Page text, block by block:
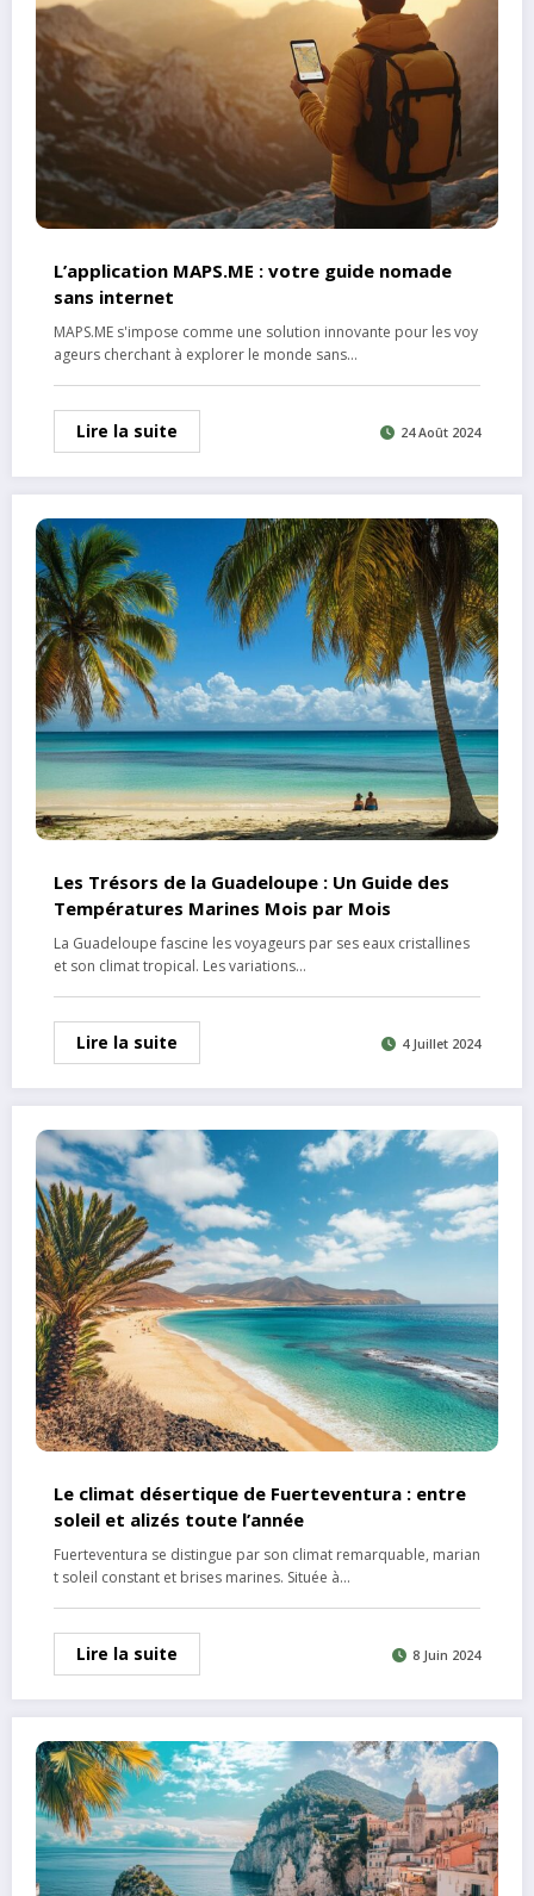
L’application MAPS.ME : votre guide nomade
sans internet
MAPS.ME s'impose comme une solution innovante pour les voy
ageurs cherchant à explorer le monde sans…
Lire la suite 24 Août 2024
Les Trésors de la Guadeloupe : Un Guide des
Températures Marines Mois par Mois
La Guadeloupe fascine les voyageurs par ses eaux cristallines
et son climat tropical. Les variations…
Lire la suite 4 Juillet 2024
Le climat désertique de Fuerteventura : entre
soleil et alizés toute l’année
Fuerteventura se distingue par son climat remarquable, marian
t soleil constant et brises marines. Située à…
Lire la suite 8 Juin 2024